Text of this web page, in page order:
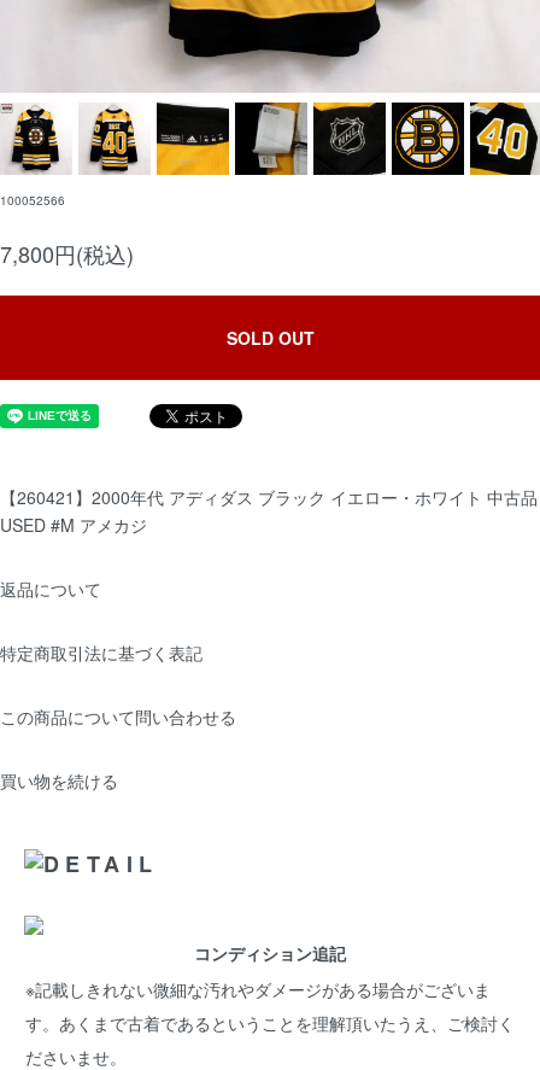
100052566
7,800円(税込)
SOLD OUT
【260421】2000年代 アディダス ブラック イエロー・ホワイト 中古品
USED #M アメカジ
返品について
特定商取引法に基づく表記
この商品について問い合わせる
買い物を続ける
コンディション追記
※記載しきれない微細な汚れやダメージがある場合がございま
す。あくまで古着であるということを理解頂いたうえ、ご検討く
ださいませ。